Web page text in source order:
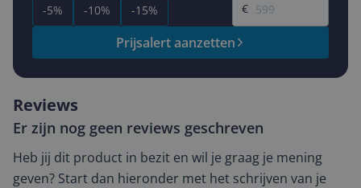
-5% -10% -15%
€
Prijsalert aanzetten
Reviews
Er zijn nog geen reviews geschreven
Heb jij dit product in bezit en wil je graag je mening
geven? Start dan hieronder met het schrijven van je